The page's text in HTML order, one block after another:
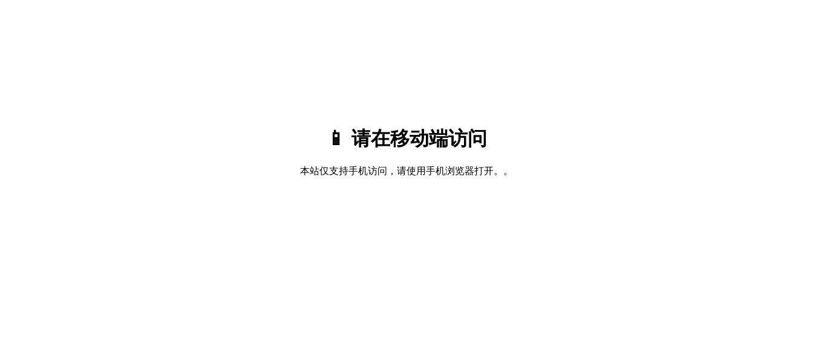
📱 请在移动端访问
本站仅支持手机访问，请使用手机浏览器打开。。